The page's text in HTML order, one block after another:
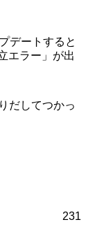
デートすると
エラー」が出
だしてつかっ
231